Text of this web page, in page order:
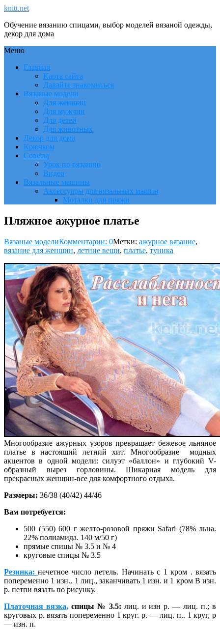
knitt.net
Обучение вязанию спицами, выбор моделей вязаной одежды,
декор для дома
Меню
Главная
Карта сайта
Давайте знакомиться
Вязаные модели
Для женщин
Для мужчин
Для детей
Для животных
Декор для дома
Крючком
Советы
Урок по вязанию
Видео
Вязальные машины
Аксессуары для вязальных машин
Моталки для пряжи
Пляжное ажурное платье
Вязаные моделиКомментарии: 0Метки: ажурное вязание,
вязание для женщин, летние вещи, платье, туника
Многообразие ажурных узоров превращает бежевое льняное
платье в настоящий летний хит. Многообразие модных
акцентов в одной модели: силуэт «баллон» и глубокий V-
образный вырез горловины. Шикарная модель для
прекрасных женщин-все для комфортного отдыха.
Размеры: 36/38 (40/42) 44/46
Вам потребуется:
500 (550) 600 г желто-розовой пряжи Safari (78% льна.
22% полиамида. 140 м/50 г)
прямые спицы № 3.5 и № 4
круговые спицы № 3.5
Резинка:нечетное число петель. Начинать с 1 кром . вязать
попеременно 1 изн.. 1 лиц., заканчивать 1 изн. и 1 кром В изн.
р. петпи вязать по рисунку.
Платочная вязка, спицы № 3.5: лиц. и изн р. — лиц. п.; в
круговых р. вязать попеременно 1 круг. р. — лиц. п.. 1 круг, р
— изн. п.